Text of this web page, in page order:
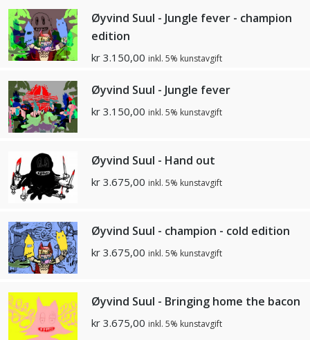
Øyvind Suul - Jungle fever - champion
edition
kr 3.150,00 inkl. 5% kunstavgift
Øyvind Suul - Jungle fever
kr 3.150,00 inkl. 5% kunstavgift
Øyvind Suul - Hand out
kr 3.675,00 inkl. 5% kunstavgift
Øyvind Suul - champion - cold edition
kr 3.675,00 inkl. 5% kunstavgift
Øyvind Suul - Bringing home the bacon
kr 3.675,00 inkl. 5% kunstavgift